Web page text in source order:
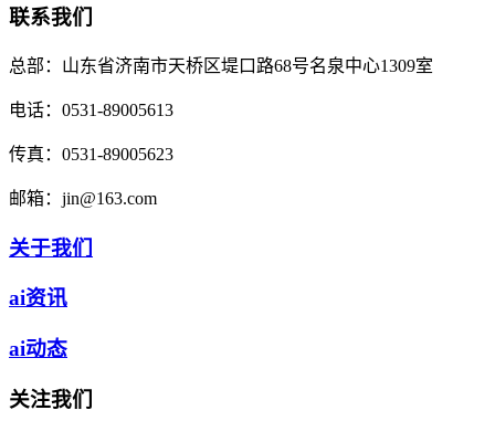
联系我们
总部： 山东省济南市天桥区堤口路68号名泉中心1309室
电话： 0531-89005613
传真： 0531-89005623
邮箱： jin@163.com
关于我们
ai资讯
ai动态
关注我们